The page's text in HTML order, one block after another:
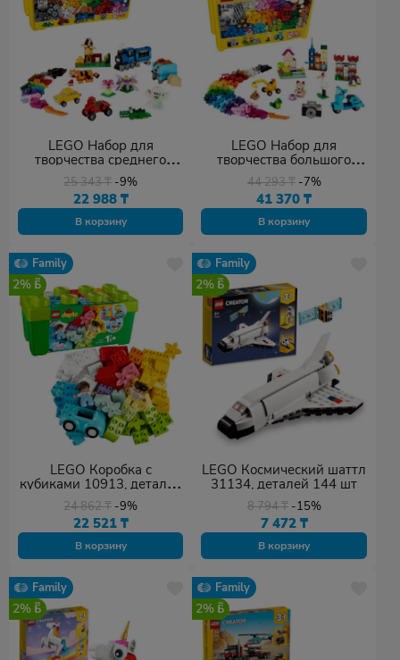
LEGO Набор для
творчества среднего
размера 10696, деталей
484 шт
25 343₸ -9%
22 988 ₸
В корзину
LEGO Набор для
творчества большого
размера 10698, деталей
790 шт
44 293₸ -7%
41 370₸
В корзину
Family
2%
LEGO Коробка с
кубиками 10913, деталей
65 шт
24 862₸ -9%
22 521 ₸
В корзину
Family
2%
LEGO Космический шаттл
31134, деталей 144 шт
8 794₸ -15%
7 472 ₸
В корзину
Family
2%
Family
2%